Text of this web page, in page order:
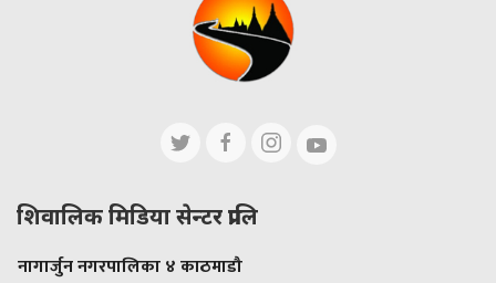
शिवालिक मिडिया सेन्टर प्रालि
नागार्जुन नगरपालिका ४ काठमाडौ